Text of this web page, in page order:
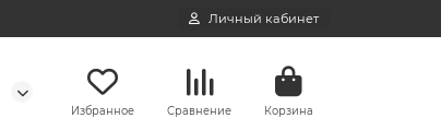
Личный кабинет
Избранное Сравнение Корзина